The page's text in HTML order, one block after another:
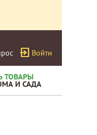
Войти
ТОВАРЫ
И САДА